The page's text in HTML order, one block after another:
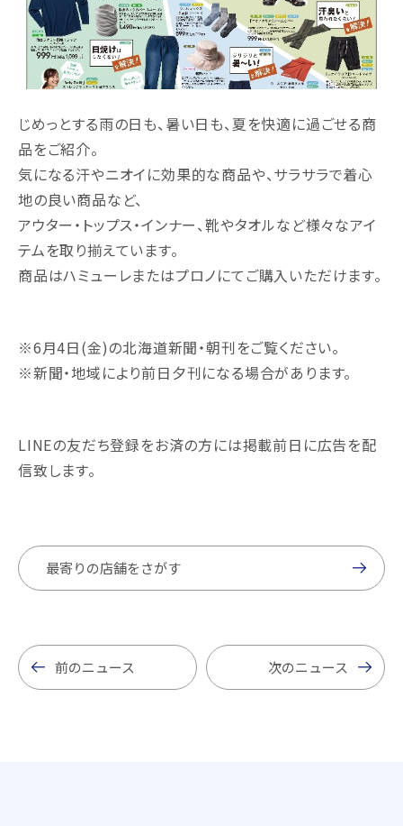
じめっとする雨の日も、暑い日も、夏を快適に過ごせる商
品をご紹介。
気になる汗やニオイに効果的な商品や、サラサラで着心
地の良い商品など、
アウター・トップス・インナー、靴やタオルなど様々なアイ
テムを取り揃えています。
商品はハミューレまたはプロノにてご購入いただけます。
※6月4日(金)の北海道新聞・朝刊をご覧ください。
※新聞・地域により前日夕刊になる場合があります。
LINEの友だち登録をお済の方には掲載前日に広告を配
信致します。
最寄りの店舗をさがす
前のニュース 次のニュース